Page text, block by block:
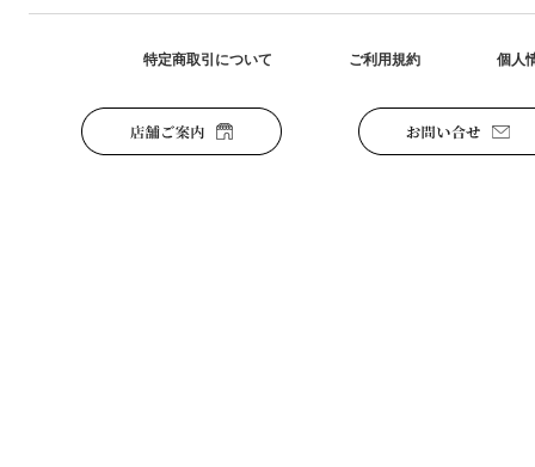
特定商取引について ご利用規約 個人